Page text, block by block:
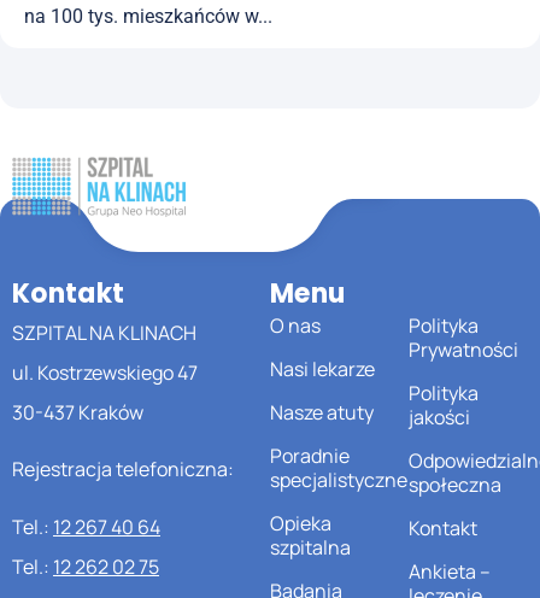
na 100 tys. mieszkańców w...
Kontakt
SZPITAL NA KLINACH
ul. Kostrzewskiego 47
30-437 Kraków
Rejestracja telefoniczna:
Tel.: 12 267 40 64
Tel.: 12 262 02 75
Menu
O nas
Nasi lekarze
Nasze atuty
Poradnie
specjalistyczne
Opieka
szpitalna
Badania
Polityka
Prywatności
Polityka
jakości
społeczna
Kontakt
Ankieta –